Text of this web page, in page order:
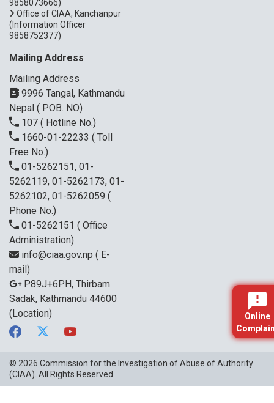
Online
9858073666)
Office of CIAA, Kanchanpur
(Information Officer
9858752377)
Mailing Address
Mailing Address
9996 Tangal, Kathmandu
Nepal ( POB. NO)
107 ( Hotline No.)
1660-01-22233 ( Toll
Free No.)
01-5262151, 01-
5262119, 01-5262173, 01-
5262102, 01-5262059 (
Phone No.)
01-5262151 ( Office
Administration)
info@ciaa.gov.np ( E-
mail)
P89J+6PH, Thirbam
Sadak, Kathmandu 44600
(Location)
© 2026 Commission for the Investigation of Abuse of Authority
(CIAA) . All Rights Reserved.